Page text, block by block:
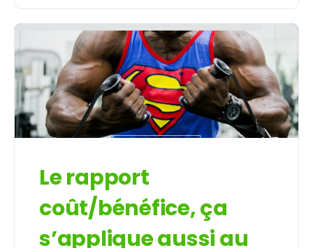
Le rapport
coût/bénéfice, ça
s’applique aussi au